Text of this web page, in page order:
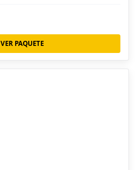
VER PAQUETE